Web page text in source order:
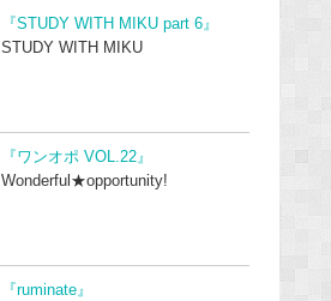
『STUDY WITH MIKU part 6』
STUDY WITH MIKU
『ワンオポ VOL.22』
Wonderful★opportunity!
『ruminate』